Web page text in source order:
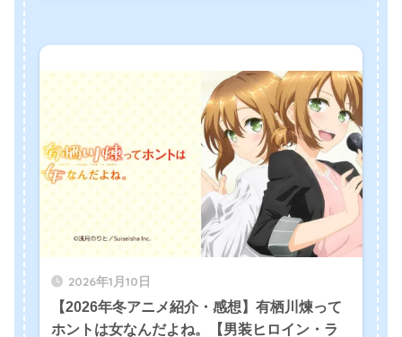
2026年1月10日
【2026年冬アニメ紹介・感想】有栖川煉って
ホントは女なんだよね。【男装ヒロイン・ラ